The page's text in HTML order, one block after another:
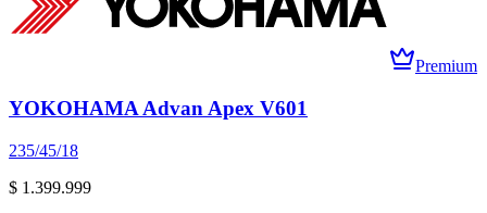
Premium
YOKOHAMA Advan Apex V601
235/45/18
$ 1.399.999